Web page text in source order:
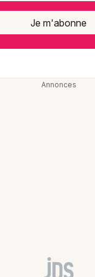
Je m'abonne